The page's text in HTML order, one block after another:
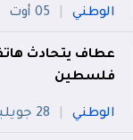
الوطني 05 أوت
عطاف يتحادث
فلسطين
الوطني 28 جويلية